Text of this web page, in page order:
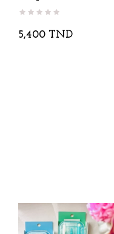
2B 12pcs
5,400 TND